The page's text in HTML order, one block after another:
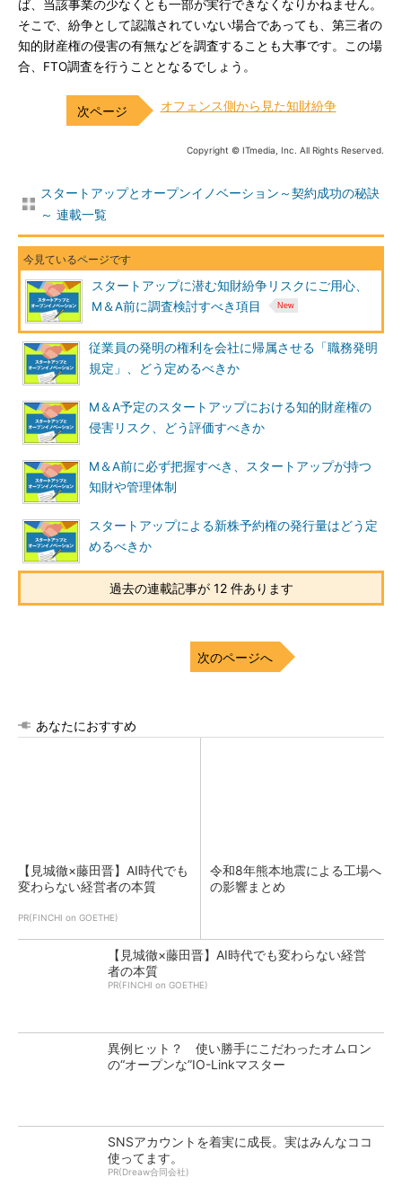
ば、当該事業の少なくとも一部が実行できなくなりかねません。
そこで、紛争として認識されていない場合であっても、第三者の
知的財産権の侵害の有無などを調査することも大事です。この場
合、FTO調査を行うこととなるでしょう。
オフェンス側から見た知財紛争
Copyright © ITmedia, Inc. All Rights Reserved.
スタートアップとオープンイノベーション～契約成功の秘訣
～ 連載一覧
スタートアップに潜む知財紛争リスクにご用心、
M＆A前に調査検討すべき項目
従業員の発明の権利を会社に帰属させる「職務発明
規定」、どう定めるべきか
M＆A予定のスタートアップにおける知的財産権の
侵害リスク、どう評価すべきか
M＆A前に必ず把握すべき、スタートアップが持つ
知財や管理体制
スタートアップによる新株予約権の発行量はどう定
めるべきか
過去の連載記事が 12 件あります
次のページへ
あなたにおすすめ
【見城徹×藤田晋】AI時代でも
変わらない経営者の本質
PR(FINCHI on GOETHE)
令和8年熊本地震による工場へ
の影響まとめ
【見城徹×藤田晋】AI時代でも変わらない経営
者の本質
PR(FINCHI on GOETHE)
異例ヒット？ 使い勝手にこだわったオムロン
の“オープンな”IO-Linkマスター
SNSアカウントを着実に成長。実はみんなココ
使ってます。
PR(Dreaw合同会社)